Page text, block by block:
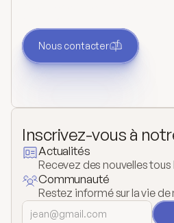
Nous contacter
Inscrivez-vous à
Actualités
Recevez des nouvelles tous
Communauté
Restez informé sur la vie